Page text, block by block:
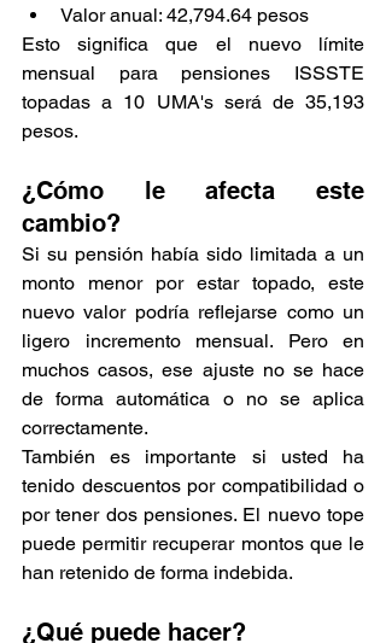
Valor anual: 42,794.64 pesos
Esto significa que el nuevo límite
mensual para pensiones ISSSTE
topadas a 10 UMA's será de 35,193
pesos.
¿Cómo le afecta este
cambio?
Si su pensión había sido limitada a un
monto menor por estar topado, este
nuevo valor podría reflejarse como un
ligero incremento mensual. Pero en
muchos casos, ese ajuste no se hace
de forma automática o no se aplica
correctamente.
También es importante si usted ha
tenido descuentos por compatibilidad o
por tener dos pensiones. El nuevo tope
puede permitir recuperar montos que le
han retenido de forma indebida.
¿Qué puede hacer?